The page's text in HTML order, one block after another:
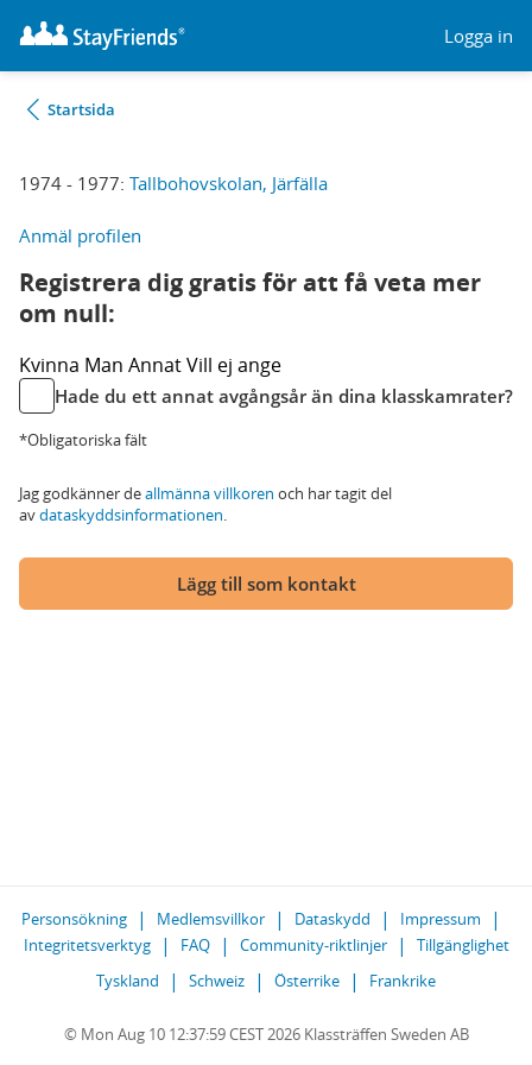
Logga in
Startsida
1974 - 1977: Tallbohovskolan, Järfälla
Anmäl profilen
Registrera dig gratis för att få veta mer
om null:
Kvinna Man AnnatVill ej ange
Hade du ett annat avgångsår än dina klasskamrater?
*Obligatoriska fält
Jag godkänner deallmänna villkoren och har tagit del
avdataskyddsinformationen.
Lägg till som kontakt
Personsökning Medlemsvillkor Dataskydd
Impressum
Integritetsverktyg
FAQ Community-riktlinjer
Tillgänglighet
Tyskland
Schweiz Österrike Frankrike
© Mon Aug 10 12:37:59 CEST 2026 Klassträffen Sweden AB